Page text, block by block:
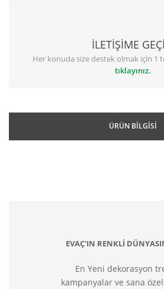
İLETİŞİME
Her konuda size destek olmak için 1
tıklayınız.
ÜRÜN BILGISI
EVAÇ'IN RENKLİ
En Yeni dekorasyon
kampanyalar ve sana